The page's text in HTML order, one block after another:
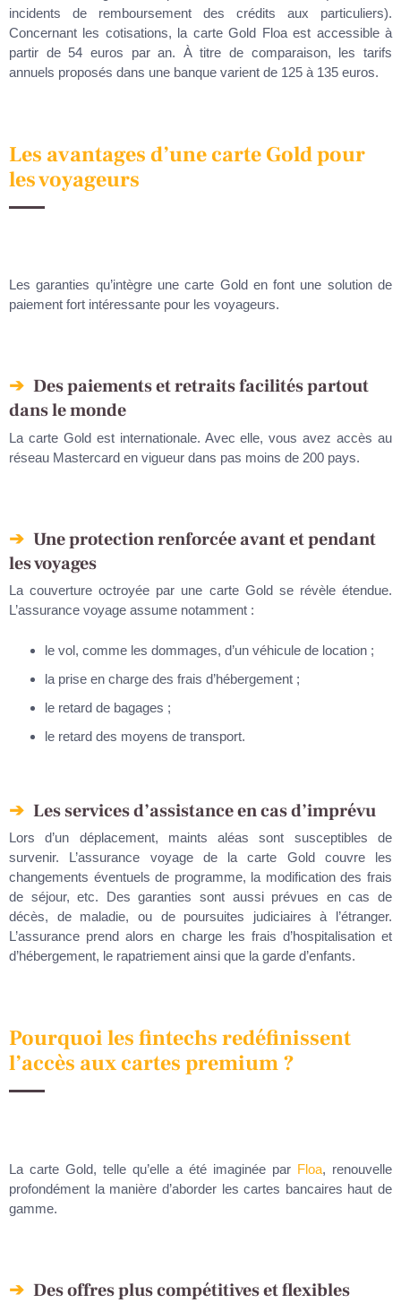
incidents de remboursement des crédits aux particuliers).
Concernant les cotisations, la carte Gold Floa est accessible à
partir de 54 euros par an. À titre de comparaison, les tarifs
annuels proposés dans une banque varient de 125 à 135 euros.
Les avantages d’une carte Gold pour
les voyageurs
Les garanties qu’intègre une carte Gold en font une solution de
paiement fort intéressante pour les voyageurs.
Des paiements et retraits facilités partout
dans le monde
La carte Gold est internationale. Avec elle, vous avez accès au
réseau Mastercard en vigueur dans pas moins de 200 pays.
Une protection renforcée avant et pendant
les voyages
La couverture octroyée par une carte Gold se révèle étendue.
L’assurance voyage assume notamment :
le vol, comme les dommages, d’un véhicule de location ;
la prise en charge des frais d’hébergement ;
le retard de bagages ;
le retard des moyens de transport.
Les services d’assistance en cas d’imprévu
Lors d’un déplacement, maints aléas sont susceptibles de
survenir. L’assurance voyage de la carte Gold couvre les
changements éventuels de programme, la modification des frais
de séjour, etc. Des garanties sont aussi prévues en cas de
décès, de maladie, ou de poursuites judiciaires à l’étranger.
L’assurance prend alors en charge les frais d’hospitalisation et
d’hébergement, le rapatriement ainsi que la garde d’enfants.
Pourquoi les fintechs redéfinissent
l’accès aux cartes premium ?
La carte Gold, telle qu’elle a été imaginée par Floa, renouvelle
profondément la manière d’aborder les cartes bancaires haut de
gamme.
Des offres plus compétitives et flexibles